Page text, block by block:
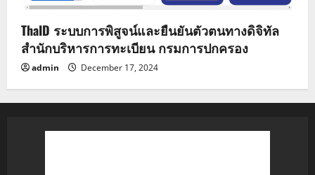
ThaID ระบบการพิสูจน์และยืนยันตัวตนทางดิจิทัล
สำนักบริหารการทะเบียน กรมการปกครอง
admin December 17, 2024